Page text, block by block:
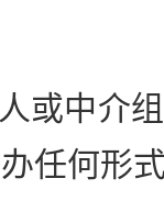
中介组
任何形